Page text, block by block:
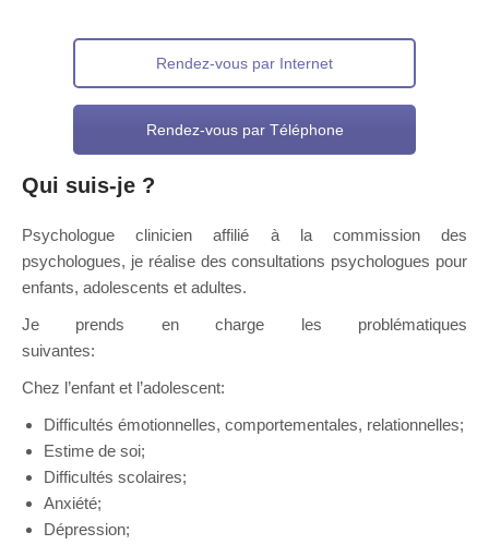
Qui suis-je ?
Psychologue clinicien affilié à la commission des
psychologues, je réalise des consultations psychologues pour
enfants, adolescents et adultes.
Je prends en charge les problématiques
suivantes:
Chez l’enfant et l’adolescent:
Difficultés émotionnelles, comportementales, relationnelles;
Estime de soi;
Difficultés scolaires;
Anxiété;
Dépression;
Rendez-vous par Internet
Rendez-vous par Téléphone